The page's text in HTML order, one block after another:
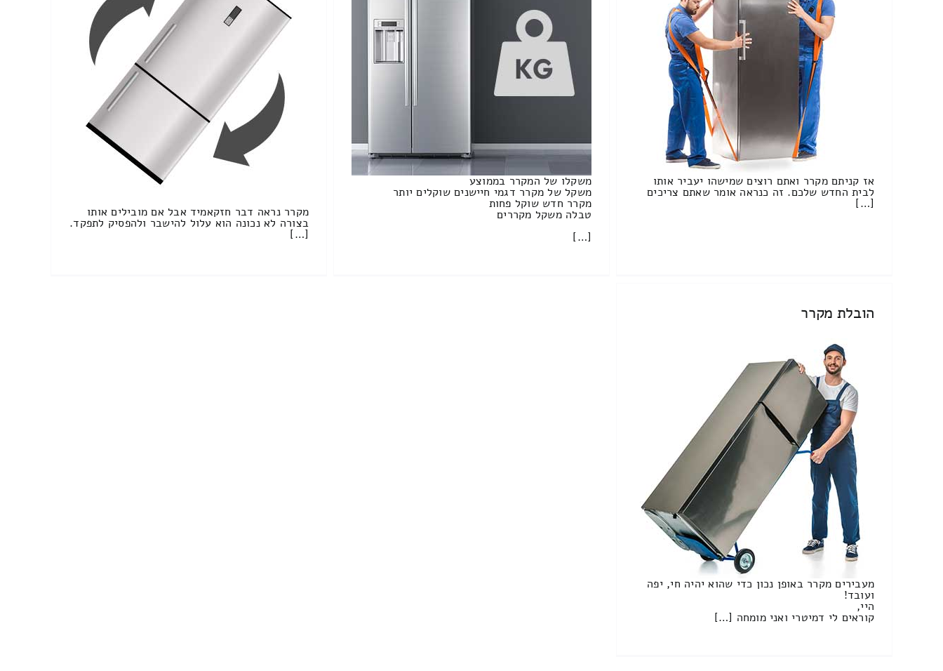
אז קניתם מקרר ואתם רוצים שמישהו יעביר אותו
לבית החדש שלכם. זה כנראה אומר שאתם צריכים
[…]
משקלו של המקרר בממוצע
משקל של מקרר דגמי חיישנים שוקלים יותר
מקרר חדש שוקל פחות
טבלה משקל מקררים
[…]
מקרר נראה דבר חזקאמיד אבל אם מובילים אותו
בצורה לא נכונה הוא עלול להישבר ולהפסיק לתפקד.
[…]
הובלת מקרר
מעבירים מקרר באופן נכון כדי שהוא יהיה חי, יפה
ועובד!
היי,
קוראים לי דמיטרי ואני מומחה […]